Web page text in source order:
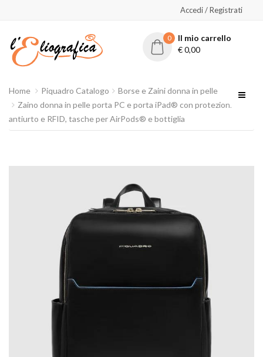
Accedi / Registrati
0
Il mio carrello
€0,00
Home Piquadro Catalogo
Borse e Zaini donna in pelle
Zaino donna in pelle porta PC e porta iPad® con protezioni
antiurto e RFID, tasche per AirPods® e bottiglia